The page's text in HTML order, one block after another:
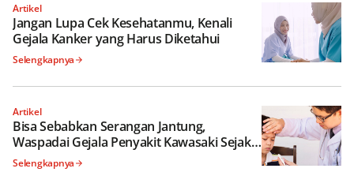
Artikel
Jangan Lupa Cek Kesehatanmu, Kenali
Gejala Kanker yang Harus Diketahui
Selengkapnya
Artikel
Bisa Sebabkan Serangan Jantung,
Waspadai Gejala Penyakit Kawasaki Sejak
Dini
Selengkapnya